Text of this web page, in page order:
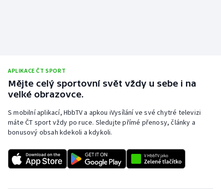
APLIKACE ČT SPORT
Mějte celý sportovní svět vždy u sebe i na
velké obrazovce.
S mobilní aplikací, HbbTV a apkou iVysílání ve své chytré televizi
máte ČT sport vždy po ruce. Sledujte přímé přenosy, články a
bonusový obsah kdekoli a kdykoli.